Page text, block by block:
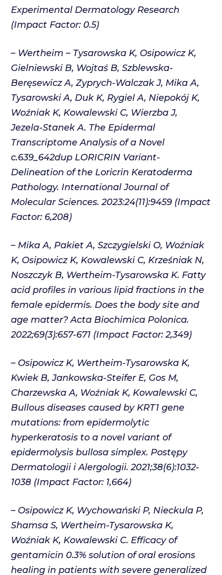
Experimental Dermatology Research
(Impact Factor: 0.5)
– Wertheim – Tysarowska K, Osipowicz K,
Gielniewski B, Wojtaś B, Szblewska-
Beręsewicz A, Zyprych-Walczak J, Mika A,
Tysarowski A, Duk K, Rygiel A, Niepokój K,
Woźniak K, Kowalewski C, Wierzba J,
Jezela-Stanek A. The Epidermal
Transcriptome Analysis of a Novel
c.639_642dup LORICRIN Variant-
Delineation of the Loricrin Keratoderma
Pathology. International Journal of
Molecular Sciences. 2023:24(11):9459 (Impact
Factor: 6,208)
– Mika A, Pakiet A, Szczygielski O, Woźniak
K, Osipowicz K, Kowalewski C, Krześniak N,
Noszczyk B, Wertheim-Tysarowska K. Fatty
acid profiles in various lipid fractions in the
female epidermis. Does the body site and
age matter? Acta Biochimica Polonica.
2022;69(3):657-671 (Impact Factor: 2,349)
– Osipowicz K, Wertheim-Tysarowska K,
Kwiek B, Jankowska-Steifer E, Gos M,
Charzewska A, Woźniak K, Kowalewski C,
Bullous diseases caused by KRT1 gene
mutations: from epidermolytic
hyperkeratosis to a novel variant of
epidermolysis bullosa simplex. Postępy
Dermatologii i Alergologii. 2021;38(6):1032-
1038 (Impact Factor: 1,664)
– Osipowicz K, Wychowański P, Nieckula P,
Shamsa S, Wertheim-Tysarowska K,
Woźniak K, Kowalewski C. Efficacy of
gentamicin 0.3% solution of oral erosions
healing in patients with severe generalized